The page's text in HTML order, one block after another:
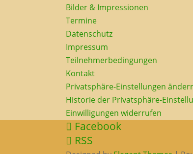
Bilder & Impressionen
Termine
Datenschutz
Impressum
Teilnehmerbedingungen
Kontakt
Privatsphäre-Einstellungen
Historie der Privatsphäre-
Einwilligungen widerrufen
Facebook
RSS